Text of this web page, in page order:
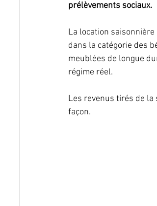
prélèvements sociaux.
La location
dans la catégorie des
meublées de longue
régime réel.
Les revenus tirés de
façon.